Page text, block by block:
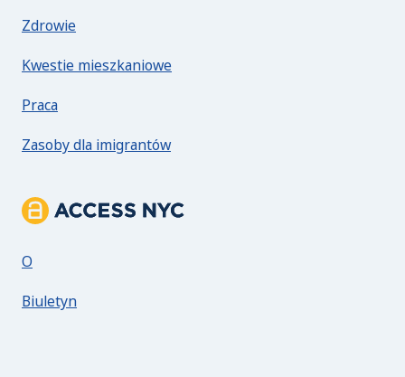
Zdrowie
Kwestie mieszkaniowe
Praca
Zasoby dla imigrantów
Informacje o ACCESS NYC
O
Biuletyn